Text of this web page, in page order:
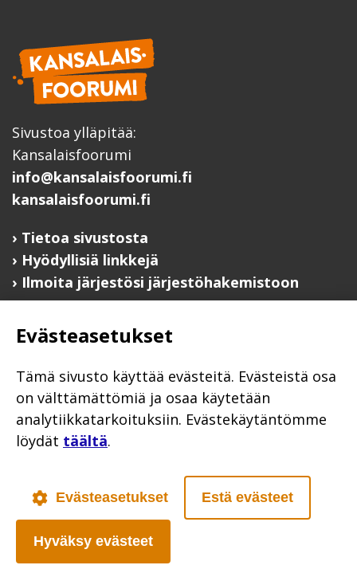
Sivustoa ylläpitää:
Kansalaisfoorumi
info@kansalaisfoorumi.fi
kansalaisfoorumi.fi
Tietoa sivustosta
Hyödyllisiä linkkejä
Ilmoita järjestösi järjestöhakemistoon
Anna palautetta
Evästekäytännöt
Civil Society
Poutapilvi web design
Evästeasetukset
Tämä sivusto käyttää evästeitä. Evästeistä osa
on välttämättömiä ja osaa käytetään
analytiikkatarkoituksiin. Evästekäytäntömme
löydät täältä.
Evästeasetukset Estä evästeet
Hyväksy evästeet